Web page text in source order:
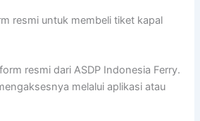
resmi untuk membeli tiket kapal
resmi dari ASDP Indonesia Ferry.
melalui aplikasi atau